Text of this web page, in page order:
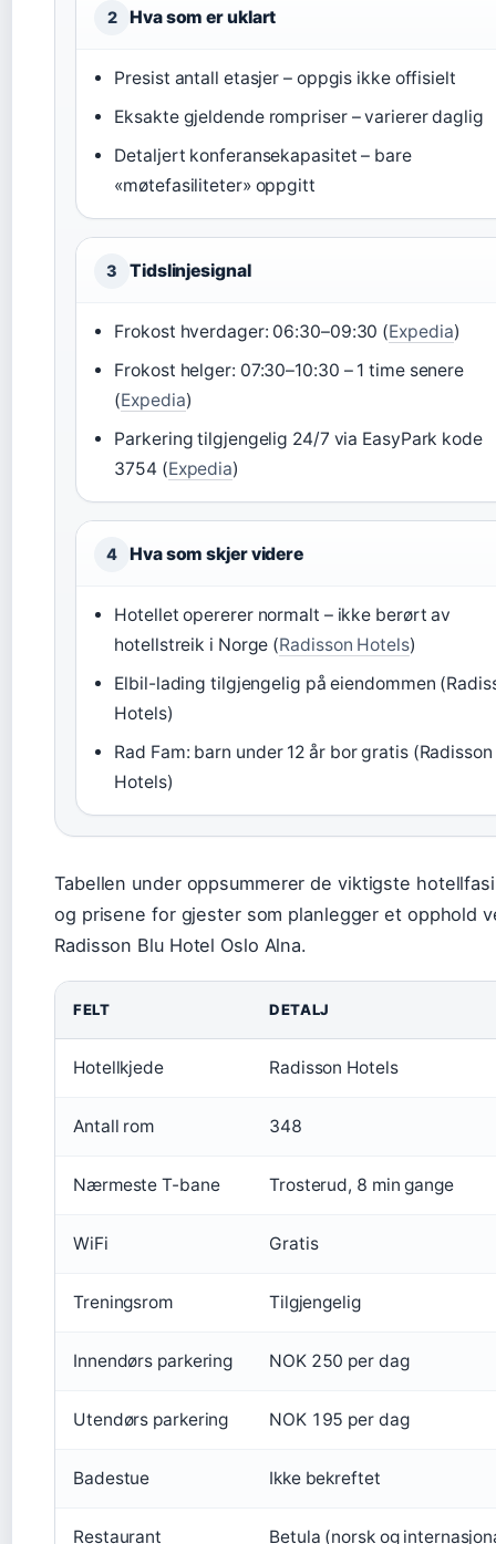
2 Hva som er uklart
Presist antall etasjer – oppgis ikke offisielt
Eksakte gjeldende rompriser – varierer daglig
Detaljert konferansekapasitet – bare
«møtefasiliteter» oppgitt
3 Tidslinjesignal
Frokost hverdager: 06:30–09:30 (Expedia)
Frokost helger: 07:30–10:30 – 1 time senere
(Expedia)
Parkering tilgjengelig 24/7 via EasyPark kode
3754 (Expedia)
4 Hva som skjer videre
Hotellet opererer normalt – ikke berørt av
hotellstreik i Norge (Radisson Hotels)
Elbil-lading tilgjengelig på eiendommen
Hotels)
Rad Fam: barn under 12 år bor gratis (Radisson
Hotels)
Tabellen under oppsummerer de viktigste
og prisene for gjester som planlegger et opphold
Radisson Blu Hotel Oslo Alna.
FELT DETALJ
Hotellkjede Radisson Hotels
Antall rom 348
Nærmeste T-bane Trosterud, 8 min gange
WiFi Gratis
Treningsrom Tilgjengelig
Innendørs parkering NOK 250 per dag
Utendørs parkering NOK 195 per dag
Badestue Ikke bekreftet
Restaurant Betula (norsk og